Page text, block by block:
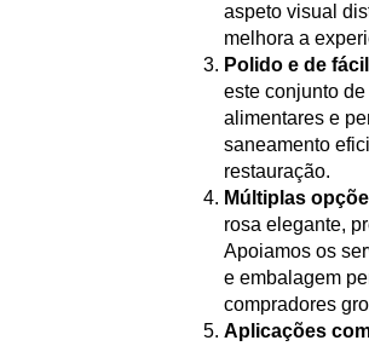
aspeto visual
melhora a
Polido e de
este conjunto
alimentares e
saneamento
restauração.
Múltiplas
rosa elegante,
Apoiamos os
e embalagem
compradores
Aplicações